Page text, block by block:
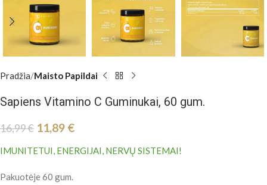
Pradžia Maisto Papildai
Sapiens Vitamino C Guminukai, 60 gum.
16,99€ 11,89 €
IMUNITETUI, ENERGIJAI, NERVŲ SISTEMAI!
Pakuotėje 60 gum.